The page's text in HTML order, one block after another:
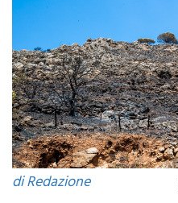
di Redazione